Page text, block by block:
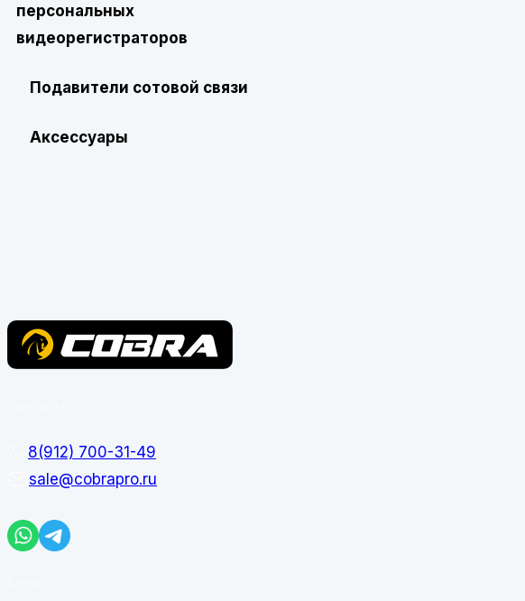
персональных
видеорегистраторов
Подавители сотовой связи
Аксессуары
8(912) 700-31-49
sale@cobrapro.ru